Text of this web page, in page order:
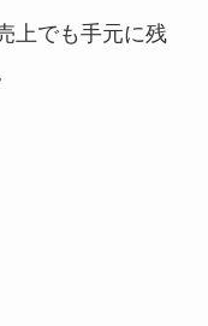
上でも手元に残